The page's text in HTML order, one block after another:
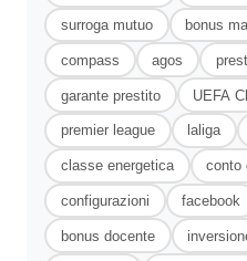
surroga mutuo bonus
compass agos
garante prestito UEFA
premier league laliga
classe energetica conto
configurazioni facebook
bonus docente